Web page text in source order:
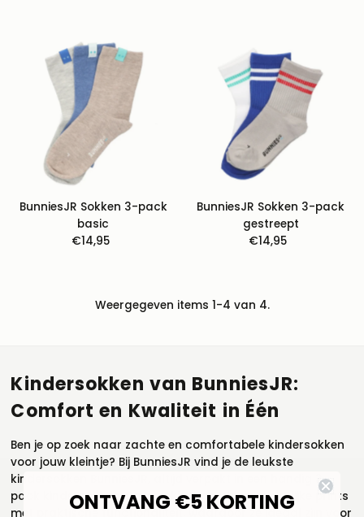
BunniesJR Sokken 3-pack
basic
Normale
€14,95
BunniesJR Sokken 3-pack
gestreept
Normale
€14,95
Weergegeven items 1-4 van 4.
Kindersokken van BunniesJR:
Comfort en Kwaliteit in Één
Ben je op zoek naar zachte en comfortabele kindersokken
voor jouw kleintje? Bij BunniesJR vind je de leukste
kindersokken BunniesJR, altijd verpakt in een handig 3-
pack kindersokken. Onze sokken combineren vrolijke prints
met praktische functionaliteit, waardoor ze ideaal zijn voor
ONTVANG €5 KORTING